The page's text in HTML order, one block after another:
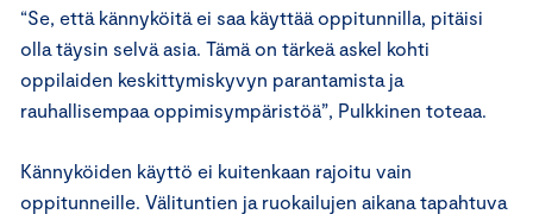
“Se, että kännyköitä ei saa käyttää oppitunnilla, pitäisi
olla täysin selvä asia. Tämä on tärkeä askel kohti
oppilaiden keskittymiskyvyn parantamista ja
rauhallisempaa oppimisympäristöä”, Pulkkinen toteaa.
Kännyköiden käyttö ei kuitenkaan rajoitu vain
oppitunneille. Välituntien ja ruokailujen aikana tapahtuva